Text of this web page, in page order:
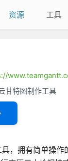
资源 工具
甘特图制作工具
，拥有简单操